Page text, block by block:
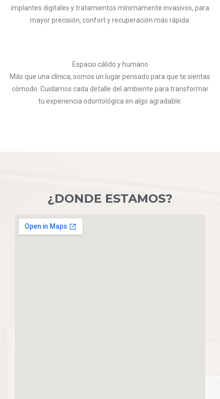
implantes digitales y tratamientos mínimamente invasivos, para
mayor precisión, confort y recuperación más rápida.
Espacio cálido y humano
Más que una clínica, somos un lugar pensado para que te sientas
cómodo. Cuidamos cada detalle del ambiente para transformar
tu experiencia odontológica en algo agradable.
¿DONDE ESTAMOS?